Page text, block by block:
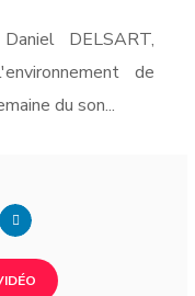
DELSART,
de
du son...